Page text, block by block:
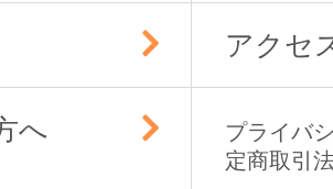
アクセ
へ
プライバ
定商取引